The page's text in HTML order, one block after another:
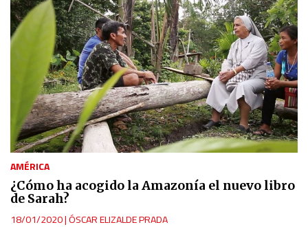
AMÉRICA
¿Cómo ha acogido la Amazonía el nuevo libro
de Sarah?
18/01/2020|ÓSCAR ELIZALDE PRADA